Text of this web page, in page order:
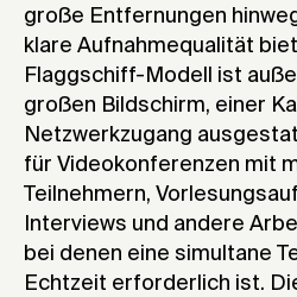
große Entfernungen
klare Aufnahmequalität
Flaggschiff-Modell ist
großen Bildschirm, einer
Netzwerkzugang
für Videokonferenzen mit
Teilnehmern,
Interviews und andere
bei denen eine simultane
Echtzeit erforderlich ist.